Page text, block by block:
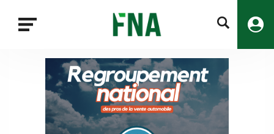
recherche